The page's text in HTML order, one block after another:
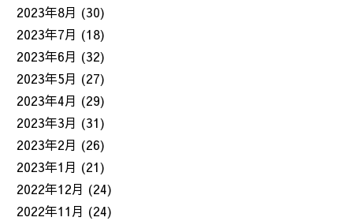
2023年8月 (30)
2023年7月 (18)
2023年6月 (32)
2023年5月 (27)
2023年4月 (29)
2023年3月 (31)
2023年2月 (26)
2023年1月 (21)
2022年12月 (24)
2022年11月 (24)